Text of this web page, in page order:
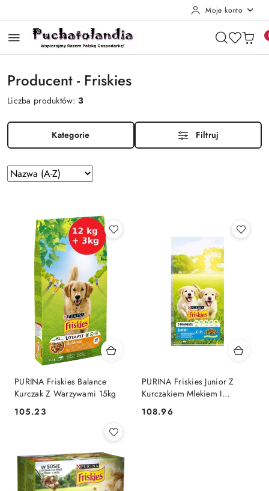
Moje konto
Producent - Friskies
Liczba produktów:3
Kategorie Filtruj
Zastosowano
sortowanie:
Sortuj
według
PURINA Friskies Balance
Kurczak Z Warzywami 15kg
Cena:
105.23
PURINA Friskies Junior Z
Kurczakiem Mlekiem I
Warzywami 15kg
Cena:
108.96